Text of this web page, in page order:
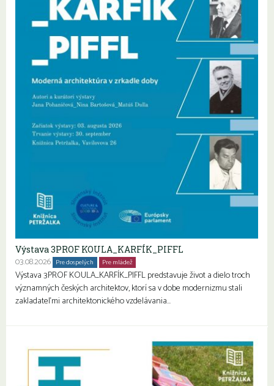
Výstava 3PROF KOULA_KARFÍK_PIFFL
03.08.2026 Pre dospelých Pre mládež
Výstava 3PROF KOULA_KARFÍK_PIFFL predstavuje život a dielo troch
významných českých architektov, ktorí sa v dobe modernizmu stali
zakladateľmi architektonického vzdelávania…